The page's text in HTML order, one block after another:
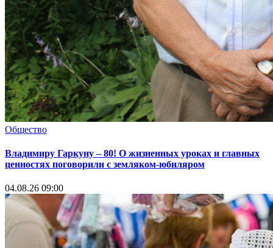
Общество
Владимиру Гаркуну – 80! О жизненных уроках и главных
ценностях поговорили с земляком-юбиляром
04.08.26 09:00